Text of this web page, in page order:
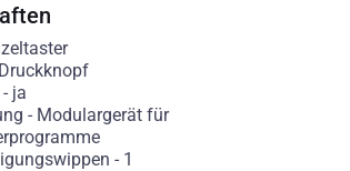
Druckknopf
- ja
- Modulargerät für
- 1